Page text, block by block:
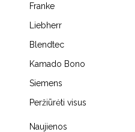
Franke
Liebherr
Blendtec
Kamado Bono
Siemens
Peržiūrėti visus
Naujienos